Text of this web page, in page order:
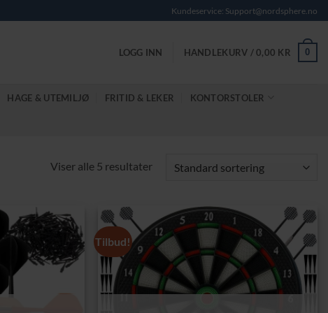
Kundeservice: Support@nordsphere.no
LOGG INN HANDLEKURV /0,00 KR 0
HAGE & UTEMILJØ FRITID & LEKER KONTORSTOLER
Viser alle 5 resultater
Tilbud!